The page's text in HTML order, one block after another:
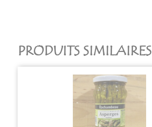
PRODUITS SIMILAIRES